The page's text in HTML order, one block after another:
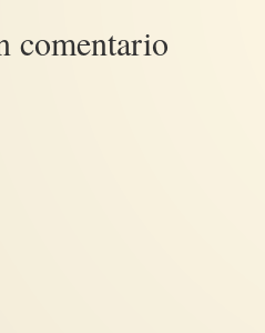
comentario